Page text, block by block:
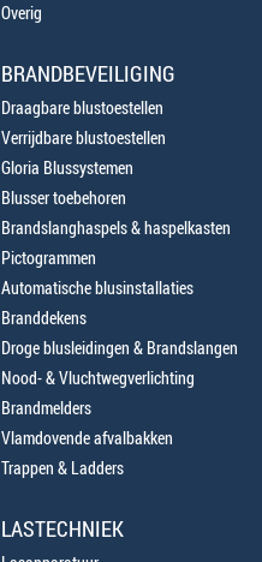
Overig
BRANDBEVEILIGING
Draagbare blustoestellen
Verrijdbare blustoestellen
Gloria Blussystemen
Blusser toebehoren
Brandslanghaspels & haspelkasten
Pictogrammen
Automatische blusinstallaties
Branddekens
Droge blusleidingen & Brandslangen
Nood- & Vluchtwegverlichting
Brandmelders
Vlamdovende afvalbakken
Trappen & Ladders
LASTECHNIEK